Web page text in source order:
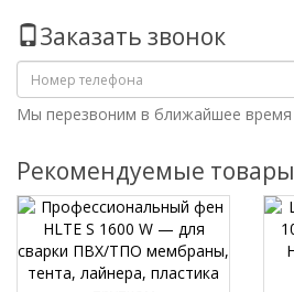
Заказать звонок
Мы перезвоним в ближайшее время
Рекомендуемые товары